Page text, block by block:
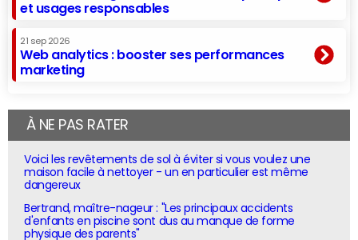
et usages responsables
21 sep 2026
Web analytics : booster ses performances
marketing
À NE PAS RATER
Voici les revêtements de sol à éviter si vous voulez une
maison facile à nettoyer - un en particulier est même
dangereux
Bertrand, maître-nageur : "Les principaux accidents
d'enfants en piscine sont dus au manque de forme
physique des parents"